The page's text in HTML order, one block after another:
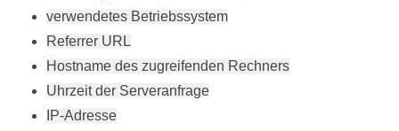
verwendetes Betriebssystem
Referrer URL
Hostname des zugreifenden Rechners
Uhrzeit der Serveranfrage
IP-Adresse